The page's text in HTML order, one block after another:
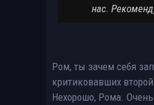
нас.
Ром, ты зачем себя
критиковавших
Нехорошо, Рома.